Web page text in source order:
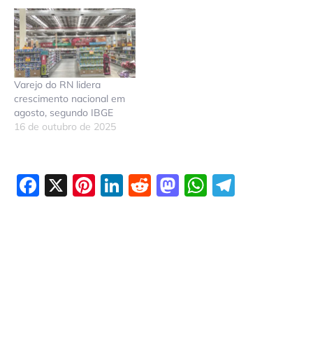
Varejo do RN lidera
crescimento nacional em
agosto, segundo IBGE
16 de outubro de 2025
Facebook
X Pinterest
LinkedIn
Reddit
Mastodon